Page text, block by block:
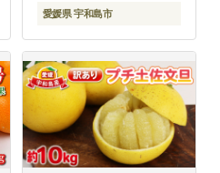
愛媛県 宇和島市